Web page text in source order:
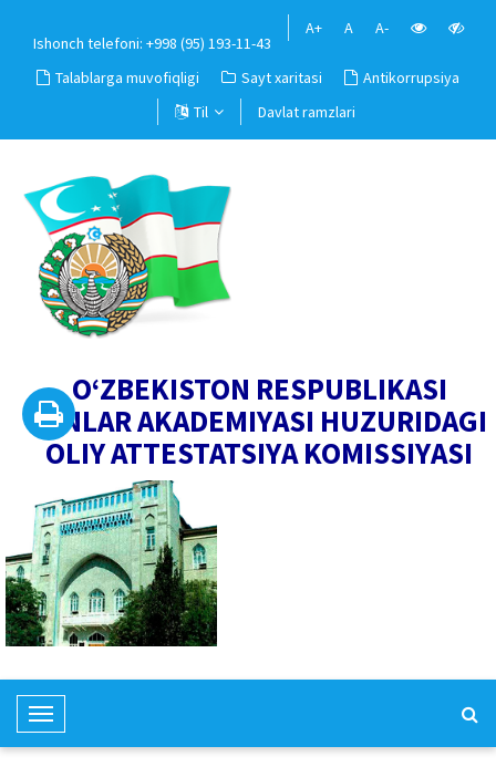
Ishonch telefoni: +998 (95) 193-11-43
A+ A A-
Talablarga muvofiqligi Sayt xaritasi
Antikorrupsiya
Til
Davlat ramzlari
O‘ZBEKISTON RESPUBLIKASI
FANLAR AKADEMIYASI HUZURIDAGI
OLIY ATTESTATSIYA KOMISSIYASI
T
o